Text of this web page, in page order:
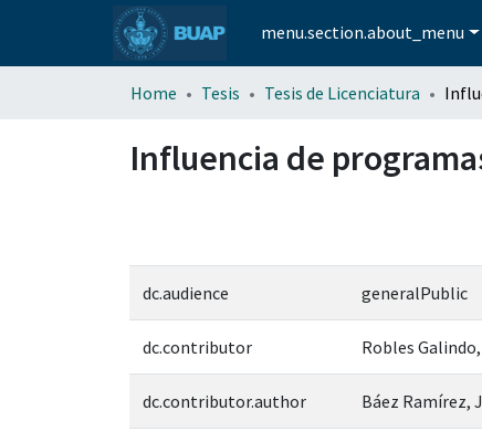
menu.section.about_menu
Home Tesis Tesis de Licenciatura
Influencia de
dc.audience generalPublic
dc.contributor Robles
dc.contributor.author Báez Ramírez,